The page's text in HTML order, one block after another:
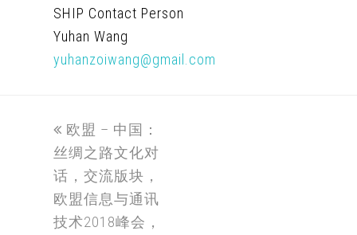
SHIP Contact Person
Yuhan Wang
yuhanzoiwang@gmail.com
欧盟 – 中国：
丝绸之路文化对
话，交流版块，
欧盟信息与通讯
技术2018峰会，